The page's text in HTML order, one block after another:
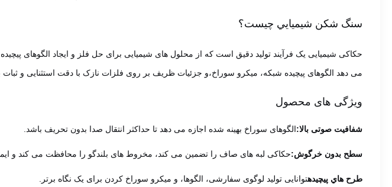
سنگ شکن شيميايي چيست؟
حکاکی شیمیایی یک فرآیند تولید دقیق است که از محلول های شیمیایی برای حل فلز و ایجاد الگوهای
می دهد الگوهای پیچیده شبکه، میکرو سوراخ،و جزئیات ظریف بر روی فلزات نازک با دقت استثنایی و ثبات
ویژگی های محصول
شفافیت صوتی بالا:الگوهای سوراخ بهینه شده اجازه می دهد تا حداکثر انتقال صدا بدون تحریف باشد.
سطح بدون خرگوش:حکاکی لبه های صاف را تضمین می کند، مخروط های بلندگو را محافظت می کند و
طرح هاي پيچيدهتوانایی تولید لوگوی سفارشی، الگوها، و میکرو سوراخ کردن برای یک نگاه برتر.